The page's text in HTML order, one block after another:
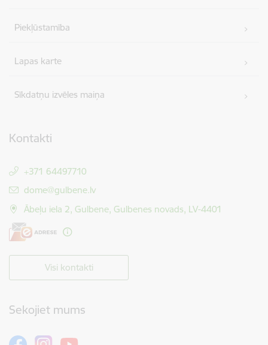
Piekļūstamība
Lapas karte
Sīkdatņu izvēles maiņa
Kontakti
+371 64497710
E-pasts:
dome@gulbene.lv
Ābeļu iela 2, Gulbene, Gulbenes novads, LV-4401
Visi kontakti
Sekojiet mums